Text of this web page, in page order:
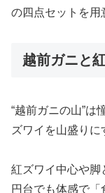
の四点セットを用
越前ガニと
“越前ガニの山”は
ズワイを山盛りに
紅ズワイ中心や脚
円台でも体感で「